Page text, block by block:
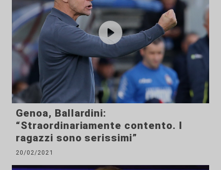
Genoa, Ballardini:
“Straordinariamente contento. I
ragazzi sono serissimi”
20/02/2021